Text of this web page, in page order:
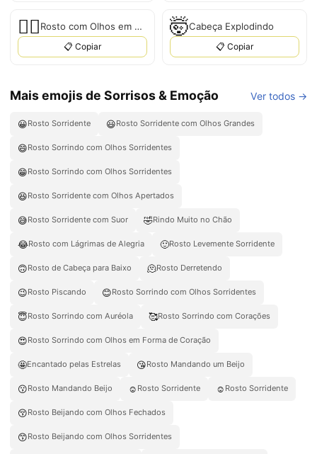
😵‍💫 Rosto com Olhos em Espiral
📋 Copiar
🤯Cabeça Explodindo
📋 Copiar
Mais emojis de Sorrisos & Emoção Ver todos →
😀Rosto Sorridente 😃Rosto Sorridente com Olhos Grandes
😄Rosto Sorrindo com Olhos Sorridentes
😁Rosto Sorrindo com Olhos Sorridentes
😆Rosto Sorridente com Olhos Apertados
😅Rosto Sorridente com Suor 🤣Rindo Muito no Chão
😂Rosto com Lágrimas de Alegria 🙂Rosto Levemente Sorridente
🙃Rosto de Cabeça para Baixo 🫠Rosto Derretendo
😉Rosto Piscando 😊Rosto Sorrindo com Olhos Sorridentes
😇Rosto Sorrindo com Auréola 🥰Rosto Sorrindo com Corações
😍Rosto Sorrindo com Olhos em Forma de Coração
🤩Encantado pelas Estrelas 😘Rosto Mandando um Beijo
😗Rosto Mandando Beijo ☺️ Rosto Sorridente ☺ Rosto Sorridente
😚Rosto Beijando com Olhos Fechados
😙Rosto Beijando com Olhos Sorridentes